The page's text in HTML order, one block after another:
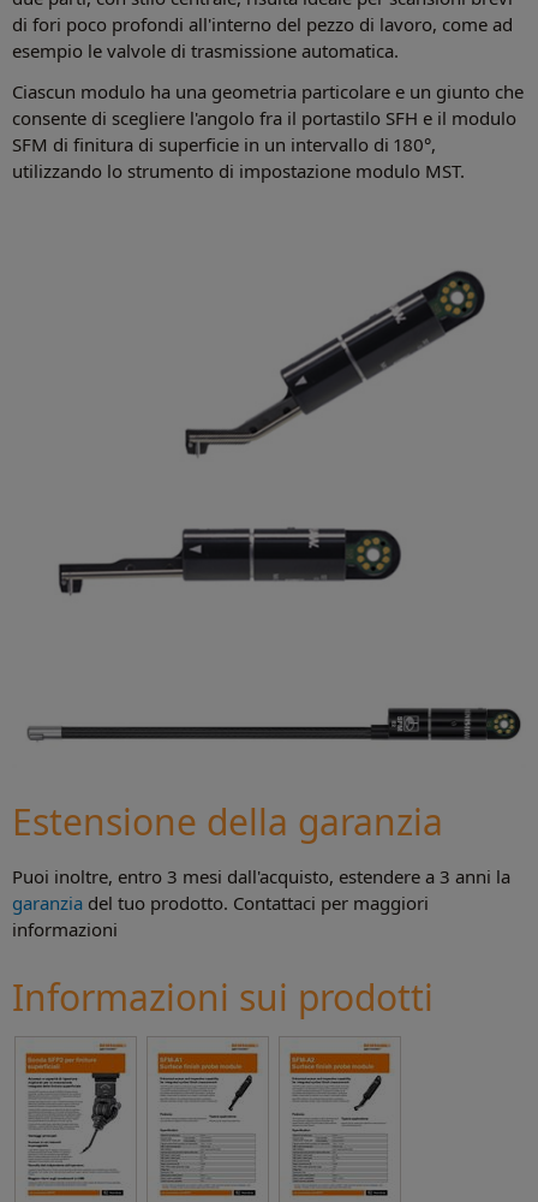
di fori poco profondi all'interno del pezzo di lavoro, come ad
esempio le valvole di trasmissione automatica.
Ciascun modulo ha una geometria particolare e un giunto che
consente di scegliere l'angolo fra il portastilo SFH e il modulo
SFM di finitura di superficie in un intervallo di 180°,
utilizzando lo strumento di impostazione modulo MST.
Estensione della garanzia
Puoi inoltre, entro 3 mesi dall'acquisto, estendere a 3 anni la
garanzia del tuo prodotto. Contattaci per maggiori
informazioni
Informazioni sui prodotti